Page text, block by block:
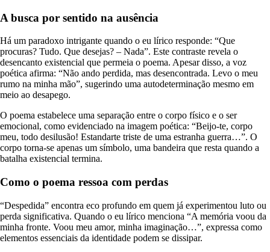
A busca por sentido na ausência
Há um paradoxo intrigante quando o eu lírico responde: “Que
procuras? Tudo. Que desejas? – Nada”. Este contraste revela o
desencanto existencial que permeia o poema. Apesar disso, a voz
poética afirma: “Não ando perdida, mas desencontrada. Levo o meu
rumo na minha mão”, sugerindo uma autodeterminação mesmo em
meio ao desapego.
O poema estabelece uma separação entre o corpo físico e o ser
emocional, como evidenciado na imagem poética: “Beijo-te, corpo
meu, todo desilusão! Estandarte triste de uma estranha guerra…”. O
corpo torna-se apenas um símbolo, uma bandeira que resta quando a
batalha existencial termina.
Como o poema ressoa com perdas
“Despedida” encontra eco profundo em quem já experimentou luto ou
perda significativa. Quando o eu lírico menciona “A memória voou da
minha fronte. Voou meu amor, minha imaginação…”, expressa como
elementos essenciais da identidade podem se dissipar.